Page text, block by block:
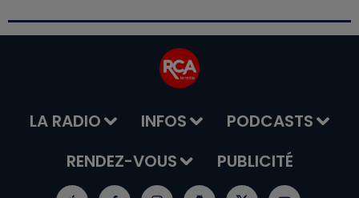
LA RADIO INFOS
PODCASTS
RENDEZ-VOUS
PUBLICITÉ